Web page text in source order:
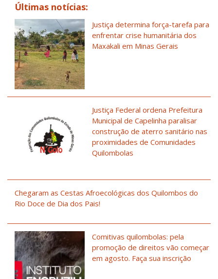
Últimas notícias:
Justiça determina força-tarefa para
enfrentar crise humanitária dos
Maxakali em Minas Gerais
Justiça Federal ordena Prefeitura
Municipal de Capelinha paralisar
construção de aterro sanitário nas
proximidades de Comunidades
Quilombolas
Chegaram as Cestas Afroecológicas dos Quilombos do
Rio Doce de Dia dos Pais!
Comitivas quilombolas: pela
promoção de direitos vão começar
em agosto. Faça sua inscrição